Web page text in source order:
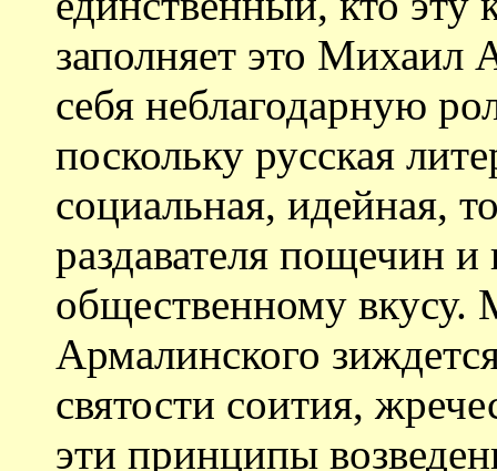
заполняет это
себя неблагодарную
поскольку русская
социальная, идейная,
раздавателя пощечин и
общественному вкусу.
Армалинского
святости соития,
эти принципы